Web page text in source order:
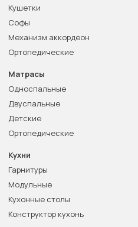
Кушетки
Софы
Механизм аккордеон
Ортопедические
Матрасы
Односпальные
Двуспальные
Детские
Ортопедические
Кухни
Гарнитуры
Модульные
Кухонные столы
Конструктор кухонь